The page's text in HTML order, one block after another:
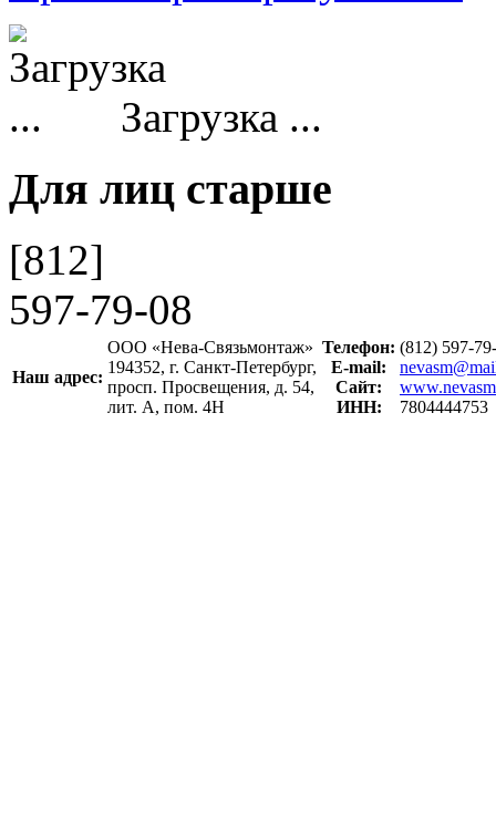
Загрузка ...
Для лиц старше
[812]
597-79-08
Наш адрес:
ООО «Нева-Связьмонтаж»
194352, г. Санкт-Петербург,
просп. Просвещения, д. 54,
лит. А, пом. 4Н
Телефон:
E-mail:
Сайт:
ИНН:
(812) 597-
7804444753